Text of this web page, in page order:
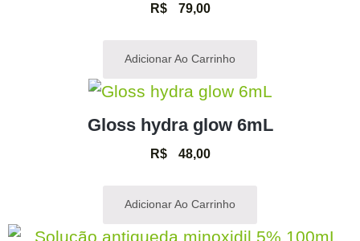
R$79,00
Adicionar Ao Carrinho
Gloss hydra glow 6mL
R$48,00
Adicionar Ao Carrinho